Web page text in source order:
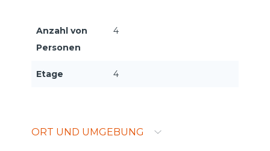
Anzahl von
Personen
4
Etage 4
ORT UND UMGEBUNG